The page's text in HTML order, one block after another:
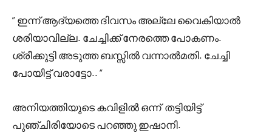
” ഇന്ന് ആദ്യത്തെ ദിവസം അല്ലേ വൈകിയാൽ
ശരിയാവില്ല. ചേച്ചിക്ക് നേരത്തെ പോകണം.
ശ്രീക്കുട്ടി അടുത്ത ബസ്സിൽ വന്നാൽമതി. ചേച്ചി
പോയിട്ട് വരാട്ടോ.. “
അനിയത്തിയുടെ കവിളിൽ ഒന്ന് തട്ടിയിട്ട്
പുഞ്ചിരിയോടെ പറഞ്ഞു ഇഷാനി.